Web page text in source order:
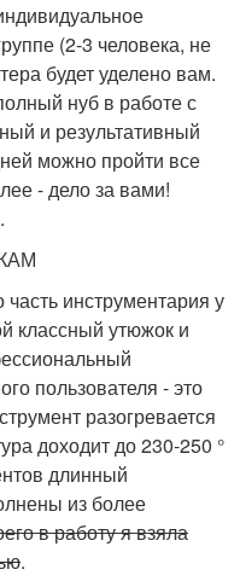
(2-3 человека, не
будет уделено вам.
нуб в работе с
и результативный
можно пройти все
- дело за вами!
инструментария у
классный утюжок и
пользователя - это
разогревается
доходит до 230-250 °
длинный
из более
в работу я взяла
.